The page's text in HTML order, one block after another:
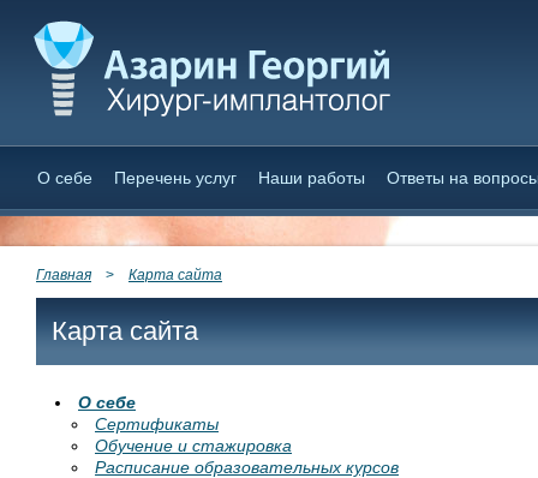
О себе Перечень услуг Наши работы Ответы на
Главная > Карта сайта
Карта сайта
О себе
Сертификаты
Обучение и стажировка
Расписание образовательных курсов